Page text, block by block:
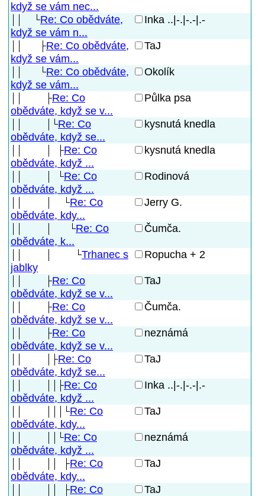
když se vám nec...
Re: Co obědváte,
když se vám n...
Inka ..|-.|-.-|.-
Re: Co obědváte,
když se vám...
TaJ
Re: Co obědváte,
když se vám...
Okolík
Re: Co
obědváte, když se v...
Půlka psa
Re: Co
obědváte, když se...
kysnutá knedla
Re: Co
obědváte, když ...
kysnutá knedla
Re: Co
obědváte, když ...
Rodinová
Re: Co
obědváte, kdy...
Jerry G.
Re: Co
obědváte, k...
Čumča.
Trhanec s
jablky
Ropucha + 2
Re: Co
obědváte, když se v...
TaJ
Re: Co
obědváte, když se v...
Čumča.
Re: Co
obědváte, když se v...
neznámá
Re: Co
obědváte, když se...
TaJ
Re: Co
obědváte, když ...
Inka ..|-.|-.-|.-
Re: Co
obědváte, kdy...
TaJ
Re: Co
obědváte, když ...
neznámá
Re: Co
obědváte, kdy...
TaJ
Re: Co
TaJ